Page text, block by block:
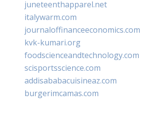
juneteenthapparel.net
italywarm.com
journaloffinanceeconomics.com
kvk-kumari.org
foodscienceandtechnology.com
scisportsscience.com
addisababacuisineaz.com
burgerimcamas.com